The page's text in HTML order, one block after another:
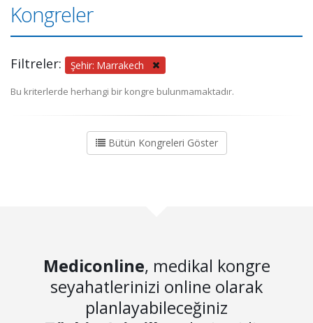
Kongreler
Filtreler: Şehir: Marrakech
Bu kriterlerde herhangi bir kongre bulunmamaktadır.
Bütün Kongreleri Göster
Mediconline, medikal kongre
seyahatlerinizi online olarak
planlayabileceğiniz